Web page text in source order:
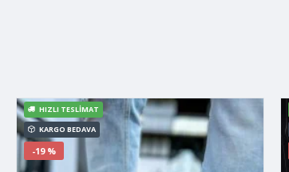
KARGO BEDAVA
HIZLI TESLIMAT
-19 %